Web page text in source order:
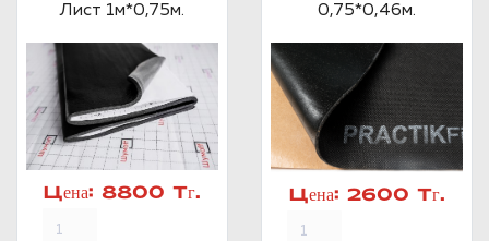
Лист 1м*0,75м.
Цена: 8800 Тг.
0,75*0,46м.
Цена: 2600 Тг.